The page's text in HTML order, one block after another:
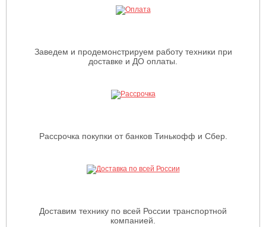
Заведем и продемонстрируем работу техники при
доставке и ДО оплаты.
Рассрочка покупки от банков Тинькофф и Сбер.
Доставим технику по всей России транспортной
компанией.